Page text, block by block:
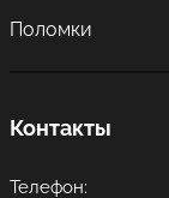
Поломки
Контакты
Телефон: